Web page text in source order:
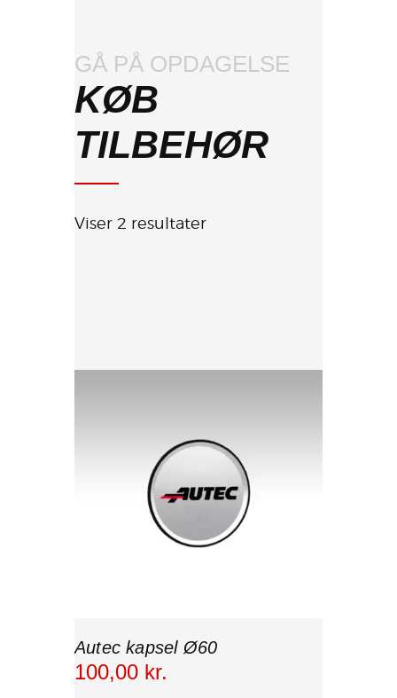
GÅ PÅ OPDAGELSE
KØB
TILBEHØR
Viser 2 resultater
Autec kapsel Ø60
100,00 kr.